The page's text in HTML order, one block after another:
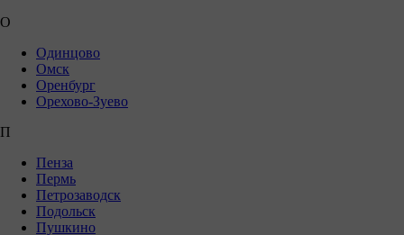
О
Одинцово
Омск
Оренбург
Орехово-Зуево
П
Пенза
Пермь
Петрозаводск
Подольск
Пушкино